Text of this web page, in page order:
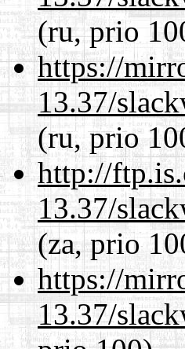
(ru, prio
https://
13.37/
(ru, prio
http://
13.37/
(za, prio
https://
13.37/